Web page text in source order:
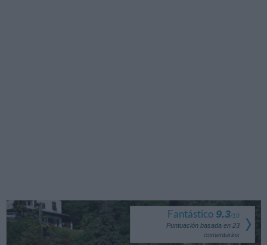
Fantástico 9.3/10
Puntuación basada en 23
comentarios